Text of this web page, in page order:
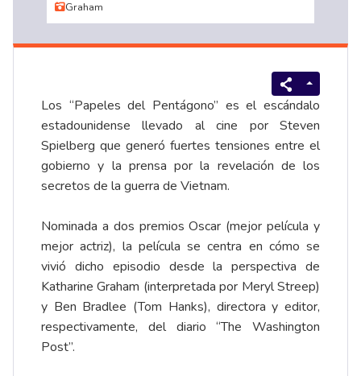
Graham
Los “Papeles del Pentágono” es el escándalo
estadounidense llevado al cine por Steven
Spielberg que generó fuertes tensiones entre el
gobierno y la prensa por la revelación de los
secretos de la guerra de Vietnam.
Nominada a dos premios Oscar (mejor película y
mejor actriz), la película se centra en cómo se
vivió dicho episodio desde la perspectiva de
Katharine Graham (interpretada por Meryl Streep)
y Ben Bradlee (Tom Hanks), directora y editor,
respectivamente, del diario “The Washington
Post”.